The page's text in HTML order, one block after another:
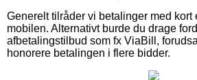
Generelt tilråder vi betalinger med kort
mobilen. Alternativt burde du drage
afbetalingstilbud som fx ViaBill,
honorere betalingen i flere bidder.